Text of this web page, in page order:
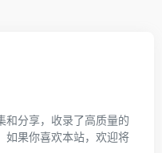
和分享，收录了高质量的
如果你喜欢本站，欢迎将